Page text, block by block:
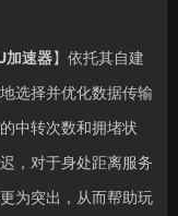
加速器】依托其自建
选择并优化数据传输
中转次数和拥堵状
，对于身处距离服务
为突出，从而帮助玩